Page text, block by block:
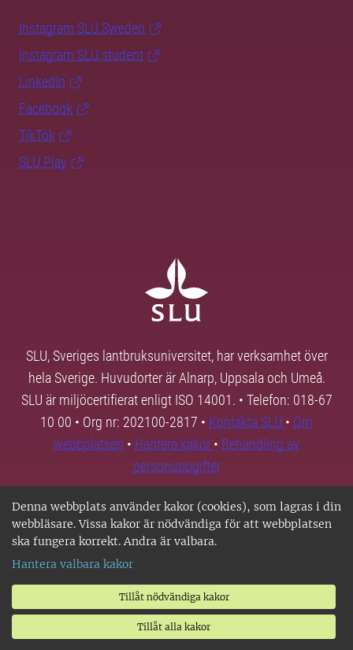
Denna webbplats använder kakor (cookies), som lagras i din
webbläsare. Vissa kakor är nödvändiga för att webbplatsen
ska fungera korrekt. Andra är valbara.
Hantera valbara kakor
Tillåt nödvändiga kakor
Tillåt alla kakor
Instagram SLU.Sweden
Instagram SLU.student
LinkedIn
Facebook
TikTok
SLU Play
SLU, Sveriges lantbruksuniversitet, har verksamhet över
hela Sverige. Huvudorter är Alnarp, Uppsala och Umeå.
SLU är miljöcertifierat enligt ISO 14001. • Telefon: 018-67
10 00 • Org nr: 202100-2817 • Kontakta SLU • Om
webbplatsen • Hantera kakor • Behandling av
personuppgifter